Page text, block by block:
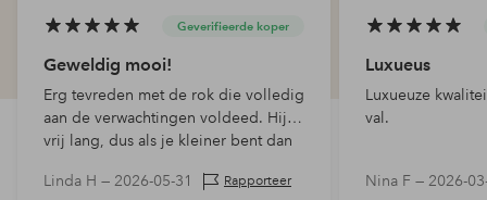
Geverifieerde koper
Geweldig mooi!
Erg tevreden met de rok die volledig
aan de verwachtingen voldeed. Hij is
vrij lang, dus als je kleiner bent dan
inkorten.
Linda H — 2026-05-31 Rapporteer
Luxueus
Luxueuze
val.
Nina F — 2026-